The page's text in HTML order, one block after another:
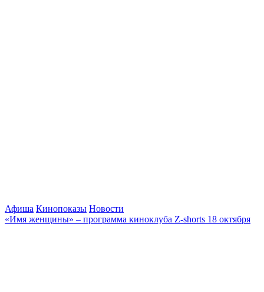
Афиша Кинопоказы Новости
«Имя женщины» – программа киноклуба Z-shorts 18 октября